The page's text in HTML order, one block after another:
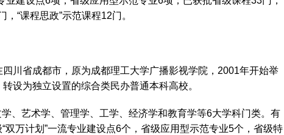
“课程思政”示范课程12门。
川省成都市，原为成都理工大学广播影视学院，2001年开始举
设为独立设置的综合类民办普通本科高校。
、艺术学、管理学、工学、经济学和教育学等6大学科门类。有
双万计划”一流专业建设点6个，省级应用型示范专业5个，省级特